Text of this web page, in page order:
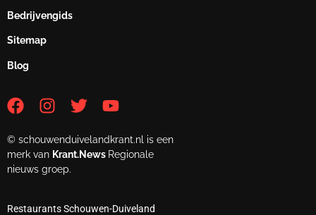
Bedrijvengids
Sitemap
Blog
© schouwenduivelandkrant.nl is een
merk van Krant.News Regionale
nieuws groep.
Restaurants Schouwen-Duiveland